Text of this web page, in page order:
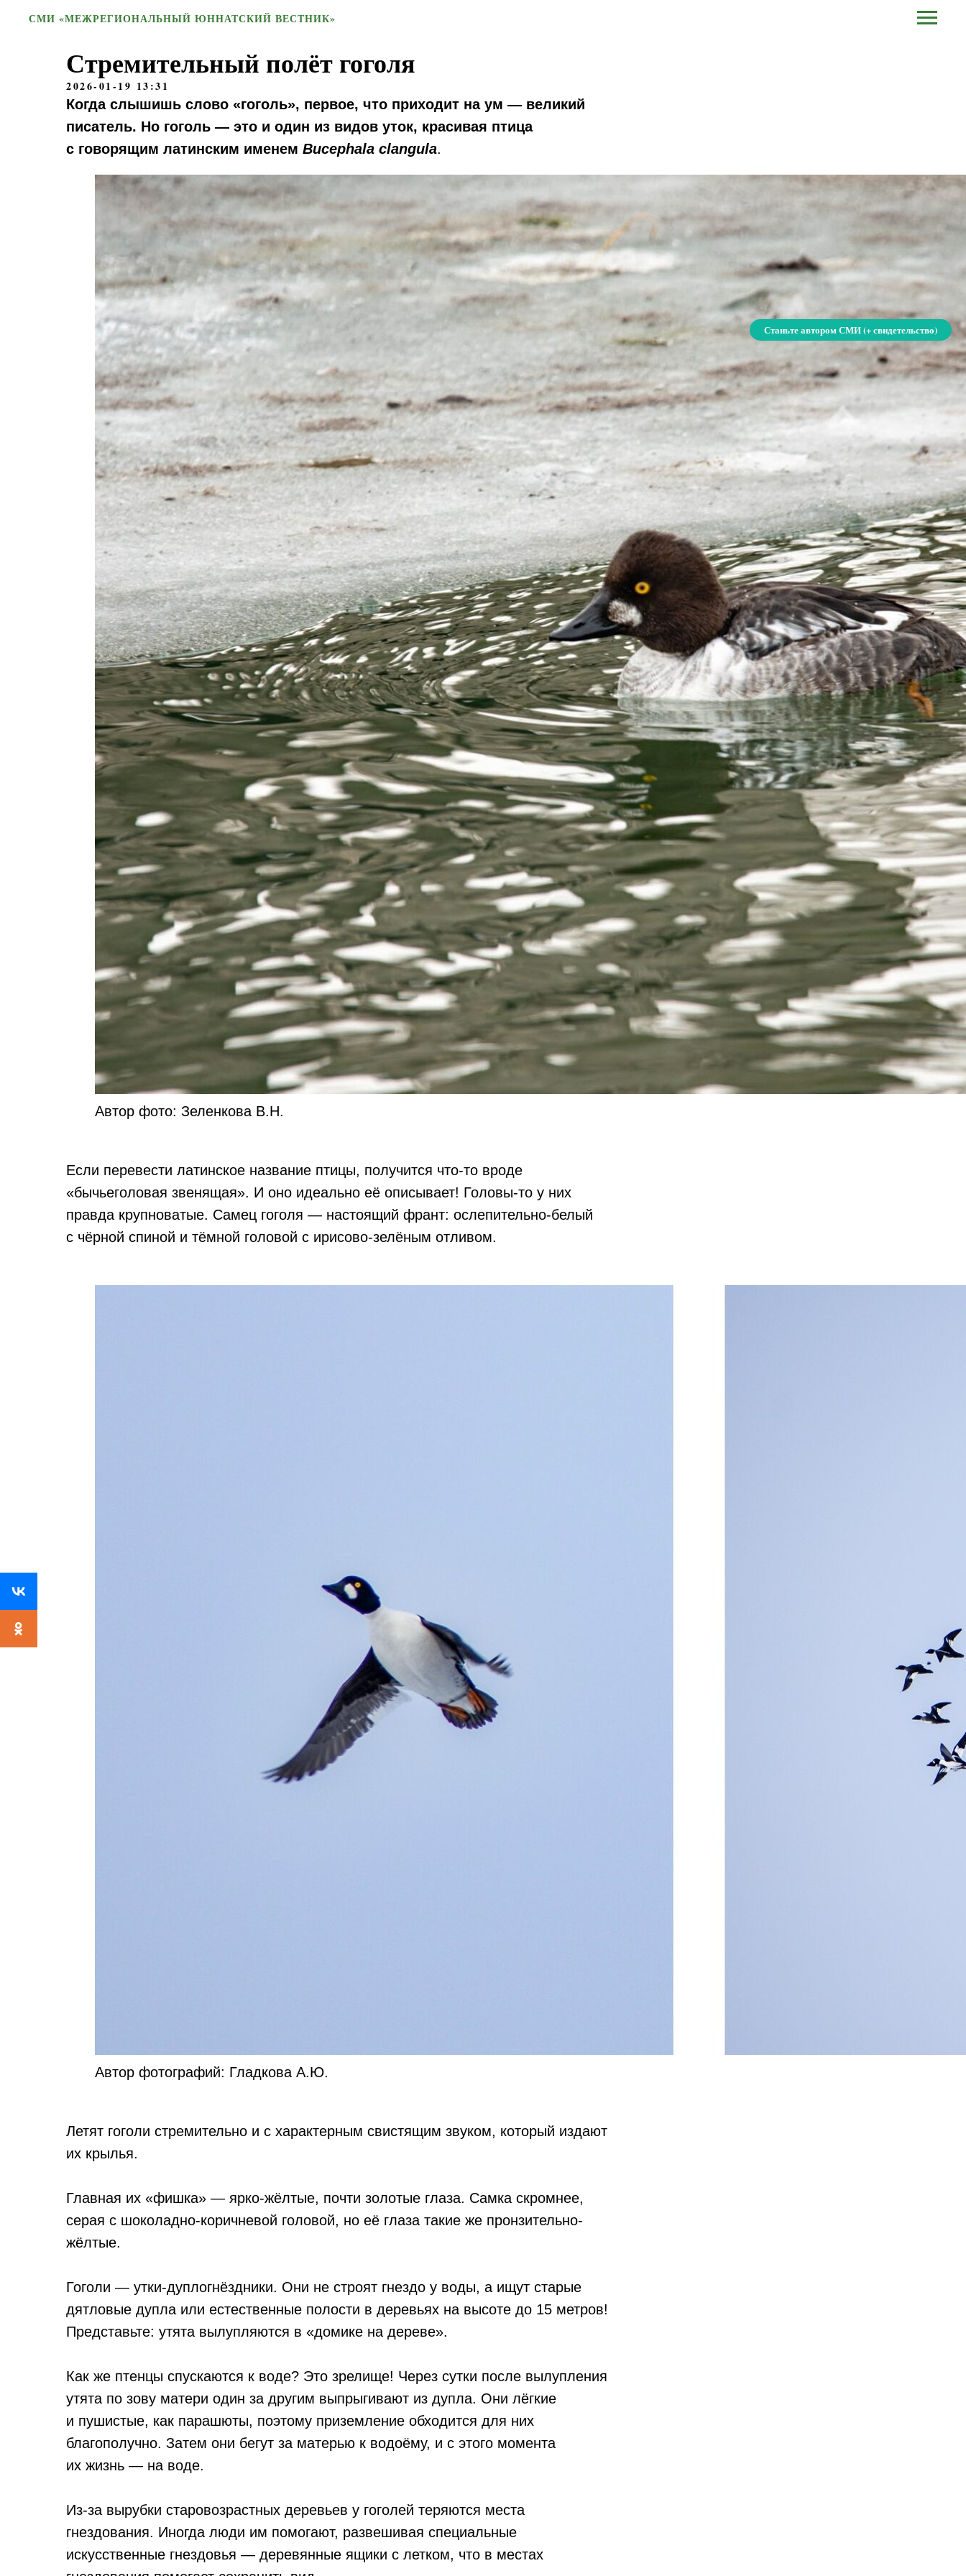
СМИ «МЕЖРЕГИОНАЛЬНЫЙ ЮННАТСКИЙ ВЕСТНИК»
Станьте автором СМИ (+ свидетельство)
Стремительный полёт гоголя
2026-01-19 13:31
Когда слышишь слово «гоголь», первое, что приходит на ум — великий
писатель. Но гоголь — это и один из видов уток, красивая птица
с говорящим латинским именем Вucephala clangula.
Автор фото: Зеленкова В.Н.
Если перевести латинское название птицы, получится что-то вроде
«бычьеголовая звенящая». И оно идеально её описывает! Головы-то у них
правда крупноватые. Самец гоголя — настоящий франт: ослепительно-белый
с чёрной спиной и тёмной головой с ирисово-зелёным отливом.
Автор фотографий: Гладкова А.Ю.
Летят гоголи стремительно и с характерным свистящим звуком, который издают
их крылья.
Главная их «фишка» — ярко-жёлтые, почти золотые глаза. Самка скромнее,
серая с шоколадно-коричневой головой, но её глаза такие же пронзительно-
жёлтые.
Гоголи — утки-дуплогнёздники. Они не строят гнездо у воды, а ищут старые
дятловые дупла или естественные полости в деревьях на высоте до 15 метров!
Представьте: утята вылупляются в «домике на дереве».
Как же птенцы спускаются к воде? Это зрелище! Через сутки после вылупления
утята по зову матери один за другим выпрыгивают из дупла. Они лёгкие
и пушистые, как парашюты, поэтому приземление обходится для них
благополучно. Затем они бегут за матерью к водоёму, и с этого момента
их жизнь — на воде.
Из-за вырубки старовозрастных деревьев у гоголей теряются места
гнездования. Иногда люди им помогают, развешивая специальные
искусственные гнездовья — деревянные ящики с летком, что в местах